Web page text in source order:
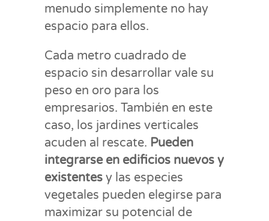
menudo simplemente no hay
espacio para ellos.
Cada metro cuadrado de
espacio sin desarrollar vale su
peso en oro para los
empresarios. También en este
caso, los jardines verticales
acuden al rescate. Pueden
integrarse en edificios nuevos y
existentes y las especies
vegetales pueden elegirse para
maximizar su potencial de